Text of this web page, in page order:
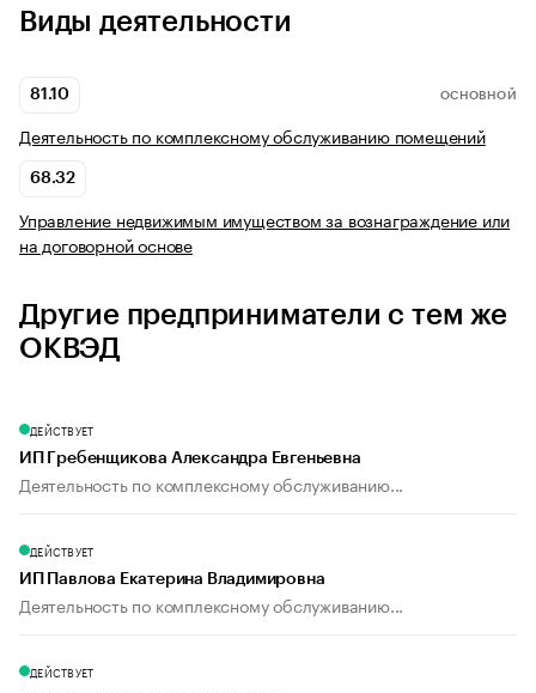
Виды деятельности
81.10 ОСНОВНОЙ
Деятельность по комплексному обслуживанию помещений
68.32
Управление недвижимым имуществом за вознаграждение или
на договорной основе
Другие предприниматели с тем же
ОКВЭД
ДЕЙСТВУЕТ
ИП Гребенщикова Александра Евгеньевна
Деятельность по комплексному обслуживанию...
ДЕЙСТВУЕТ
ИП Павлова Екатерина Владимировна
Деятельность по комплексному обслуживанию...
ДЕЙСТВУЕТ